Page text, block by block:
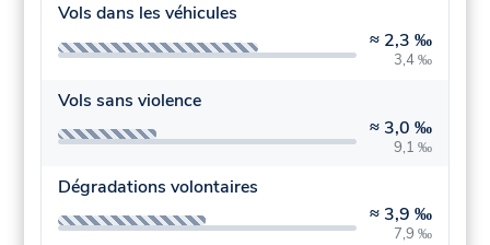
Vols dans les véhicules
≈ 2,3 ‰
3,4 ‰
Vols sans violence
≈ 3,0 ‰
9,1 ‰
Dégradations volontaires
≈ 3,9 ‰
7,9 ‰